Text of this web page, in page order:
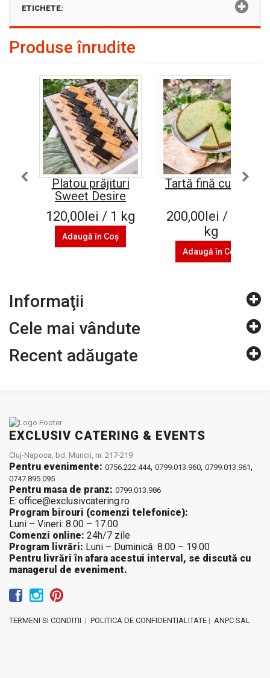
ETICHETE:
Produse înrudite
Platou prăjituri
Sweet Desire
120,00lei / 1 kg
Adaugă în Coş
Tartă fină cu lime
200,00lei / 1.25
kg
Adaugă în Coş
Informaţii
Cele mai vândute
Recent adăugate
EXCLUSIV CATERING & EVENTS
Cluj-Napoca, bd. Muncii, nr. 217-219
Pentru evenimente: 0756.222.444, 0799.013.960, 0799.013.961,
0747.895.095
Pentru masa de pranz: 0799.013.986
E: office@exclusivcatering.ro
Program birouri (comenzi telefonice):
Luni – Vineri: 8.00 – 17.00
Comenzi online: 24h/7 zile
Program livrări: Luni – Duminică: 8.00 – 19.00
Pentru livrări în afara acestui interval, se discută cu
managerul de eveniment.
TERMENI SI CONDITII | POLITICA DE CONFIDENTIALITATE | ANPC SAL